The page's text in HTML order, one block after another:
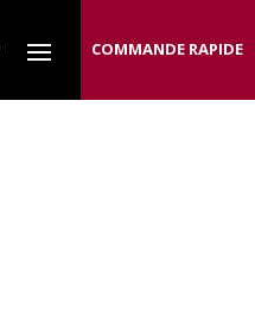
COMMANDE RAPIDE